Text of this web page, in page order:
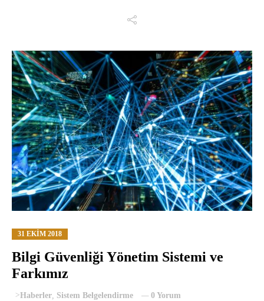
31 EKIM 2018
Bilgi Güvenliği Yönetim Sistemi ve
Farkımız
>Haberler, Sistem Belgelendirme 0 Yorum